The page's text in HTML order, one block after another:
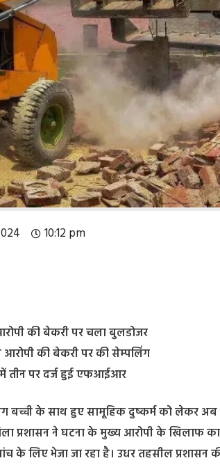
10:12 pm
की बेकरी पर चला बुलडोजर
आरोपी की बेकरी पर की सेम्पलिंग
तीन पर दर्ज हुई एफआईआर
बच्ची के साथ हुए सामूहिक दुष्कर्म को लेकर
प्रशासन ने घटना के मुख्य आरोपी के खिलाफ
के लिए भेजा जा रहा है। उधर तहसील